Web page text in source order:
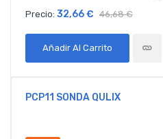
Precio: 32,66 € 46,68 €
Añadir Al Carrito
PCP11 SONDA QULIX